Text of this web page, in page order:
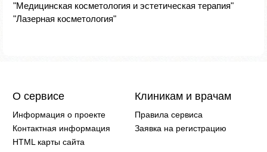
"Медицинская косметология и эстетическая терапия"
"Лазерная косметология"
О сервисе
Информация о проекте
Контактная информация
HTML карты сайта
Клиникам и врачам
Правила сервиса
Заявка на регистрацию